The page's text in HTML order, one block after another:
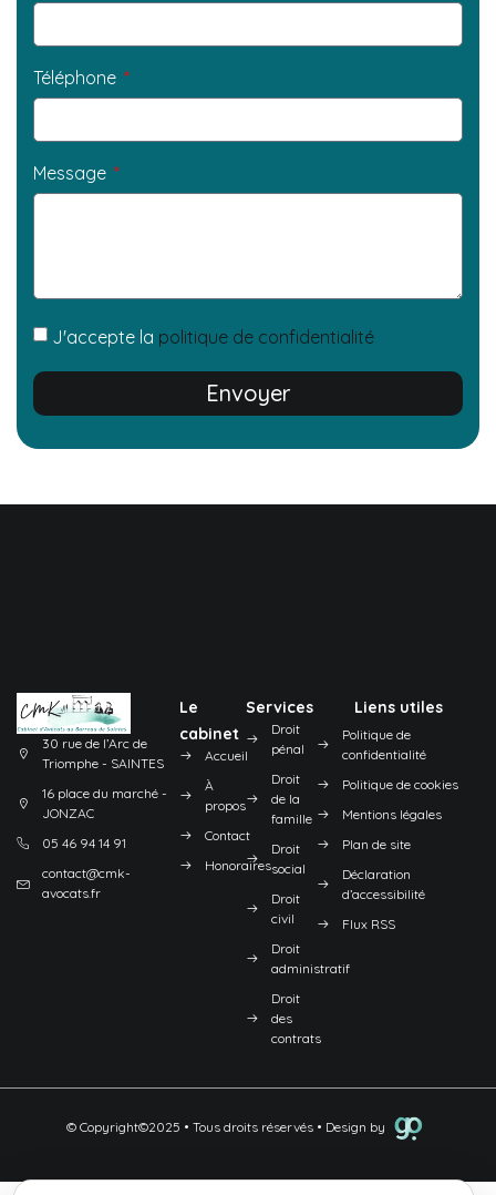
Téléphone
Message
J'accepte la politique de confidentialité
Envoyer
30 rue de l’Arc de
Triomphe - SAINTES
16 place du marché -
JONZAC
05 46 94 14 91
contact@cmk-
avocats.fr
Le
cabinet
Accueil
À
propos
Contact
Honoraires
Services
Droit
pénal
Droit
de la
famille
Droit
social
Droit
civil
Droit
administratif
Droit
des
contrats
Liens utiles
Politique de
confidentialité
Politique de cookies
Mentions légales
Plan de site
Déclaration
d’accessibilité
Flux RSS
© Copyright©2025 • Tous droits réservés • Design by